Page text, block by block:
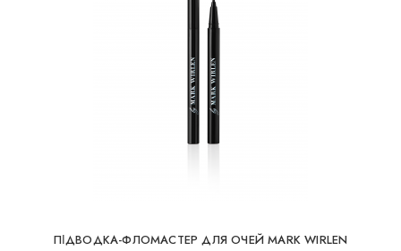
ПІДВОДКА-ФЛОМАСТЕР ДЛЯ ОЧЕЙ MARK WIRLEN